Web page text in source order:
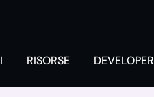
RISORSE DEVELOPER